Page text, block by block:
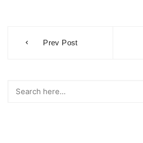
Prev Post